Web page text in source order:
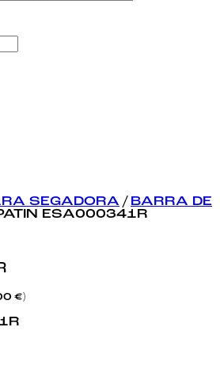
SEGADORA / BARRA DE
ESA000341R
€)